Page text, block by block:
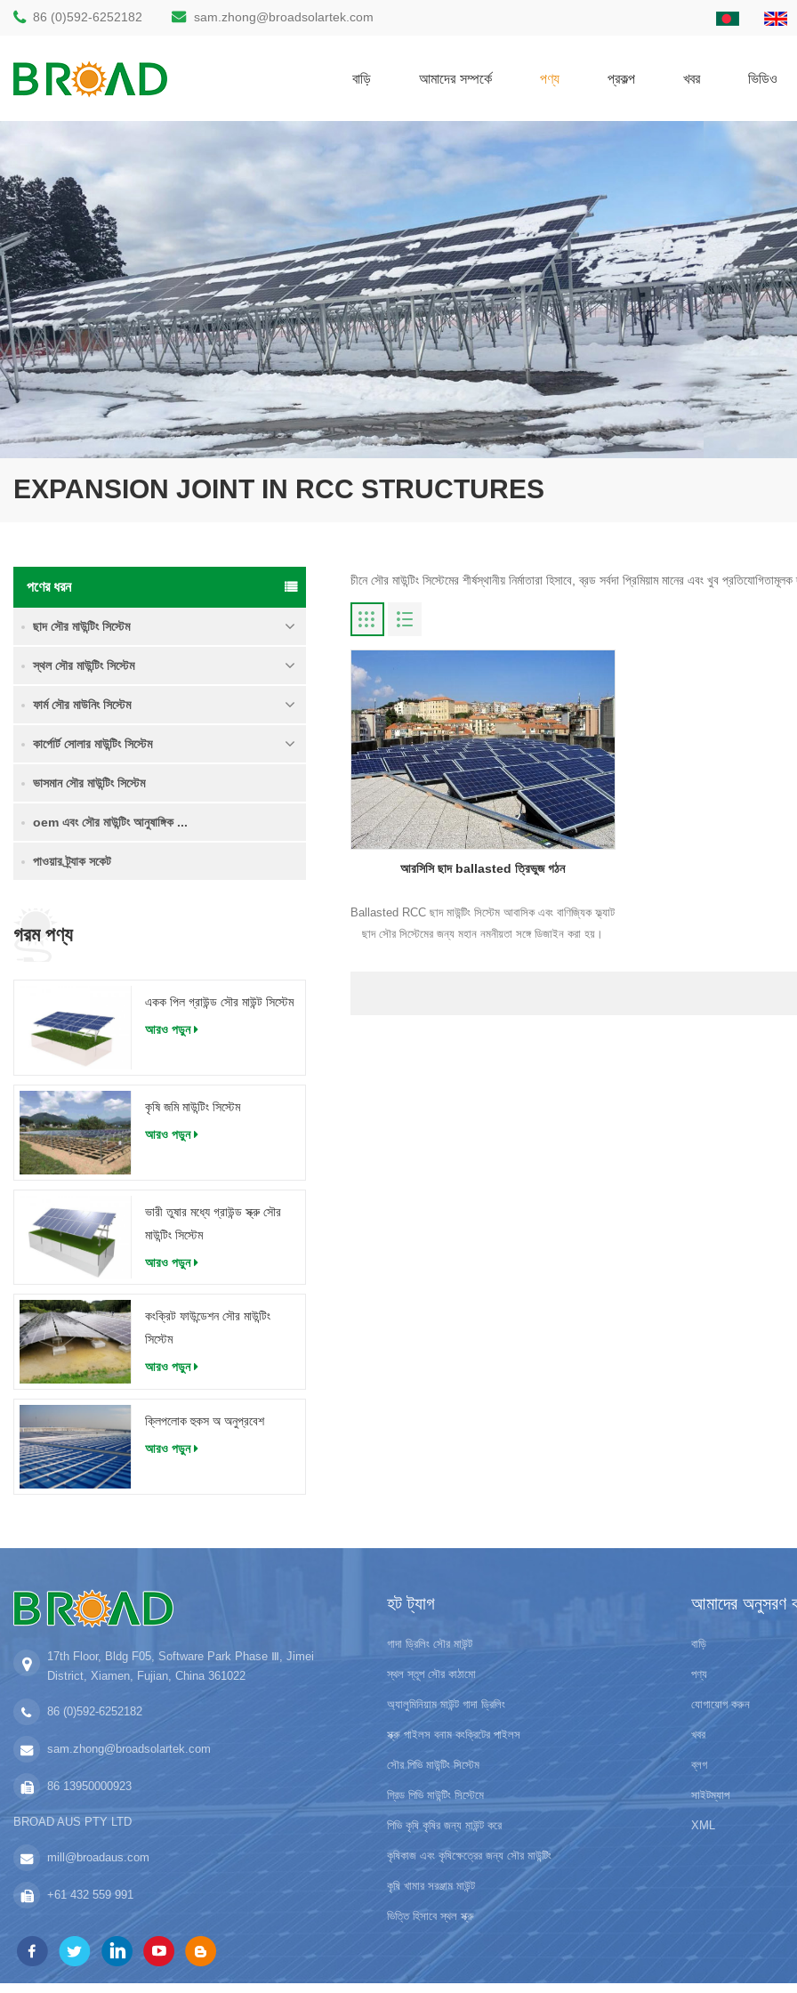
86 (0)592-6252182 sam.zhong@broadsolartek.com
বাড়ি আমাদের সম্পর্কে পণ্য প্রকল্প খবর ভিডিও
EXPANSION JOINT IN RCC STRUCTURES
পণের ধরন
ছাদ সৌর মাউন্টিং সিস্টেম
স্থল সৌর মাউন্টিং সিস্টেম
ফার্ম সৌর মাউনিং সিস্টেম
কার্পোর্ট সোলার মাউন্টিং সিস্টেম
ভাসমান সৌর মাউন্টিং সিস্টেম
oem এবং সৌর মাউন্টিং আনুষাঙ্গিক ...
পাওয়ার ট্র্যাক সকেট
গরম পণ্য
একক পিল গ্রাউন্ড সৌর মাউন্ট সিস্টেম
আরও পড়ুন
কৃষি জমি মাউন্টিং সিস্টেম
আরও পড়ুন
ভারী তুষার মধ্যে গ্রাউন্ড স্ক্রু সৌর
মাউন্টিং সিস্টেম
আরও পড়ুন
কংক্রিট ফাউন্ডেশন সৌর মাউন্টিং
সিস্টেম
আরও পড়ুন
ক্লিপলোক হুকস অ অনুপ্রবেশ
আরও পড়ুন
চীনে সৌর মাউন্টিং সিস্টেমের শীর্ষস্থানীয় নির্মাতারা হিসাবে, ব্রড সর্বদা প্রিমিয়াম মানের এবং খুব
আরসিসি ছাদ ballasted ত্রিভুজ গঠন
Ballasted RCC ছাদ মাউন্টিং সিস্টেম আবাসিক এবং বাণিজ্যিক ফ্ল্যাট
ছাদ সৌর সিস্টেমের জন্য মহান নমনীয়তা সঙ্গে ডিজাইন করা হয়।
17th Floor, Bldg F05, Software Park Phase Ⅲ, Jimei
District, Xiamen, Fujian, China 361022
86 (0)592-6252182
sam.zhong@broadsolartek.com
86 13950000923
BROAD AUS PTY LTD
mill@broadaus.com
+61 432 559 991
হট ট্যাগ
গাদা ড্রিলিং সৌর মাউন্ট
স্থল স্তূপ সৌর কাঠামো
অ্যালুমিনিয়াম মাউন্ট গাদা ড্রিলিং
স্ক্রু পাইলস বনাম কংক্রিটের পাইলস
সৌর পিভি মাউন্টিং সিস্টেম
গ্রিড পিভি মাউন্টিং সিস্টেমে
পিভি কৃষি কৃষির জন্য মাউন্ট করে
কৃষিকাজ এবং কৃষিক্ষেত্রের জন্য সৌর মাউন্টিং
কৃষি খামার সরঞ্জাম মাউন্ট
ভিত্তি হিসাবে স্থল স্ক্রু
আমাদের অনুসরণ
বাড়ি
পণ্য
যোগাযোগ করুন
খবর
ব্লগ
সাইটম্যাপ
XML